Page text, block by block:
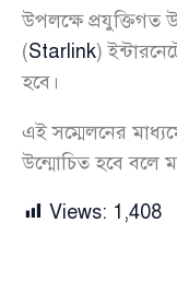
উপলক্ষে প্রযুক্তিগত
(Starlink)
হবে।
এই সম্মেলনের
উন্মোচিত হবে বলে
Views: 1,408